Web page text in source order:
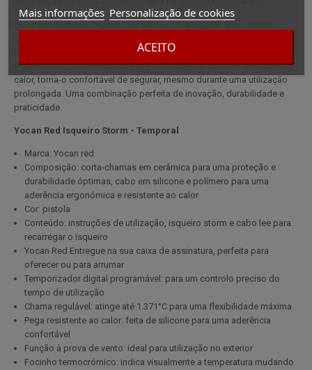
Mais informações Personalização de cookies
ACEITO
torna simultaneamente económico e ecológico. O seu design
ergonómico, complementado por uma pega de silicone resistente ao
calor, torna-o confortável de segurar, mesmo durante uma utilização
prolongada. Uma combinação perfeita de inovação, durabilidade e
praticidade.
Yocan Red Isqueiro Storm - Temporal
Marca: Yocan red
Composição: corta-chamas em cerâmica para uma proteção e
durabilidade óptimas, cabo em silicone e polímero para uma
aderência ergonómica e resistente ao calor
Cor: pistola
Conteúdo: instruções de utilização, isqueiro storm e cabo lee para
recarregar o isqueiro
Yocan Red Entregue na sua caixa de assinatura, perfeita para
oferecer ou para arrumar
Temporizador digital programável: para um controlo preciso do
tempo de utilização
Chama regulável: atinge até 1.371°C para uma flexibilidade máxima
Pega resistente ao calor: feita de silicone para uma aderência
confortável
Função à prova de vento: ideal para utilização no exterior
Focinho termocrómico: indica visualmente a temperatura mudando